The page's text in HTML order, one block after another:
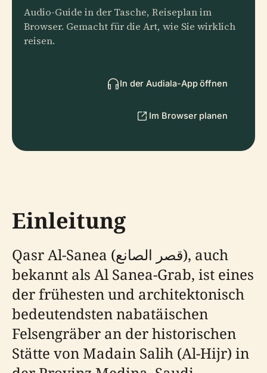
Audio-Guide in der Tasche, Reiseplan im
Browser. Gemacht für die Art, wie Sie wirklich
reisen.
In der Audiala-App öffnen
Im Browser planen
Einleitung
Qasr Al-Sanea (قصر الصانع), auch
bekannt als Al Sanea-Grab, ist eines
der frühesten und architektonisch
bedeutendsten nabatäischen
Felsengräber an der historischen
Stätte von Madain Salih (Al-Hijr) in